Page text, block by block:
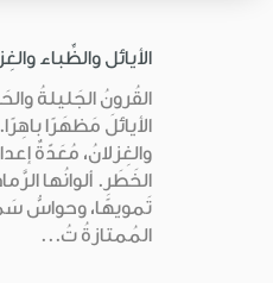
الأيائل والظِّباء
القُرونُ الجَليلةُ
الأيائلَ مَظهَرًا
والغِزلانُ، مُعَدّةٌ
الخَطَرِ. ألوانُها
تَمويهًا، وحواسُّ
المُمتازةُ تُ...